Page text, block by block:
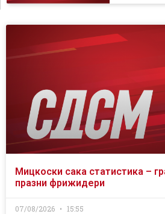
Мицкоски сака статистика –
празни фрижидери
07/08/2026 15:55